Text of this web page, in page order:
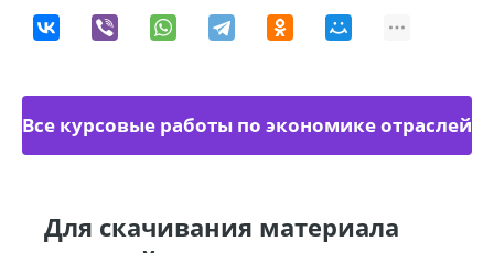
Все курсовые работы по экономике отраслей
Для скачивания материала